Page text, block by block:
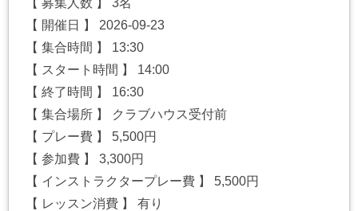
【 募集人数 】 3名
【 開催日 】 2026-09-23
【 集合時間 】 13:30
【 スタート時間 】 14:00
【 終了時間 】 16:30
【 集合場所 】 クラブハウス受付前
【 プレー費 】 5,500円
【 参加費 】 3,300円
【 インストラクタープレー費 】 5,500円
【 レッスン消費 】 有り